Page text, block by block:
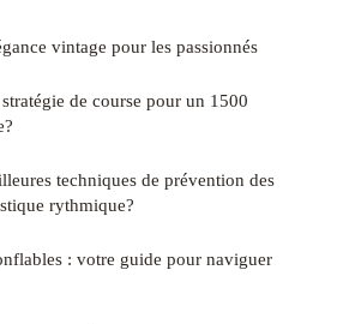
vintage pour les passionnés
de course pour un 1500
techniques de prévention des
rythmique?
: votre guide pour naviguer